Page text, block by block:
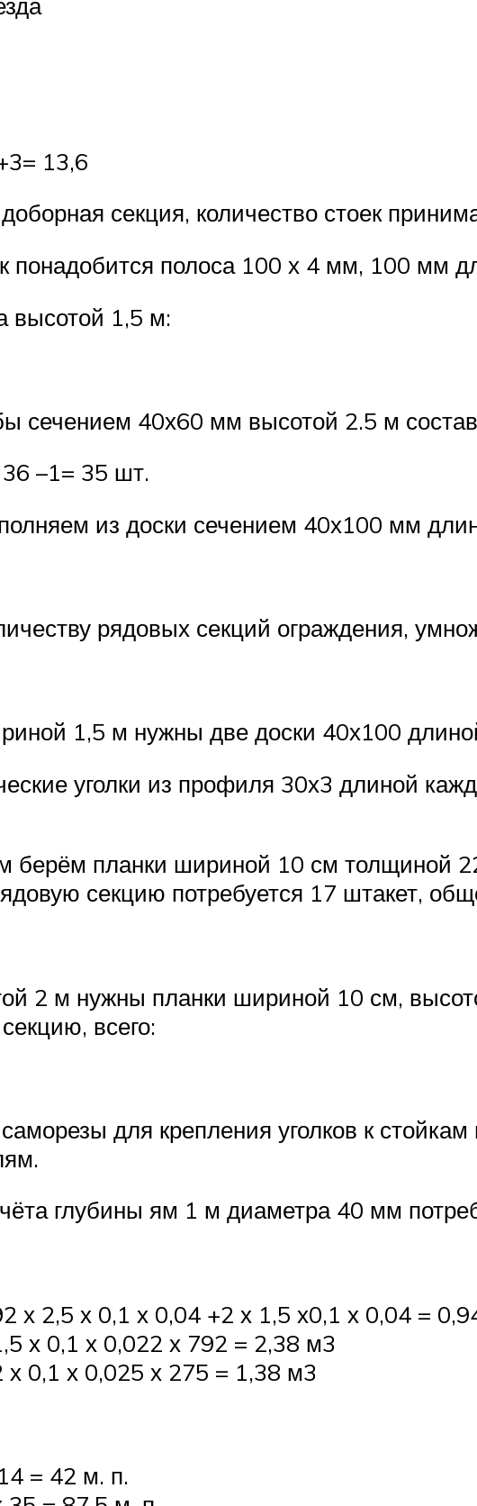
13,6
секция, количество стоек
понадобится полоса 100 х 4 мм, 100 мм
высотой 1,5 м:
сечением 40х60 мм высотой 2.5 м
–1= 35 шт.
из доски сечением 40х100 мм
рядовых секций ограждения,
1,5 м нужны две доски 40х100
уголки из профиля 30х3 длиной
берём планки шириной 10 см толщиной
секцию потребуется 17 штакет,
2 м нужны планки шириной 10 см,
всего:
для крепления уголков к стойкам
глубины ям 1 м диаметра 40 мм
2,5 х 0,1 х 0,04 +2 х 1,5 х0,1 х 0,04 =
х 0,1 х 0,022 х 792 = 2,38 м3
0,1 х 0,025 х 275 = 1,38 м3
= 42 м. п.